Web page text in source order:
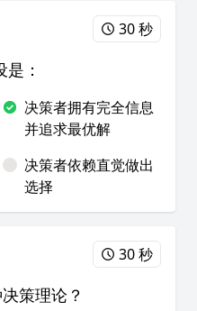
30 秒
：
决策者拥有完全信息
并追求最优解
决策者依赖直觉做出
选择
30 秒
策理论？